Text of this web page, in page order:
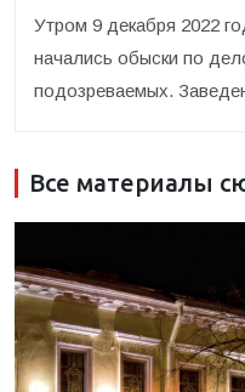
Утром 9 декабря 2022
начались обыски по
подозреваемых.
Все материалы